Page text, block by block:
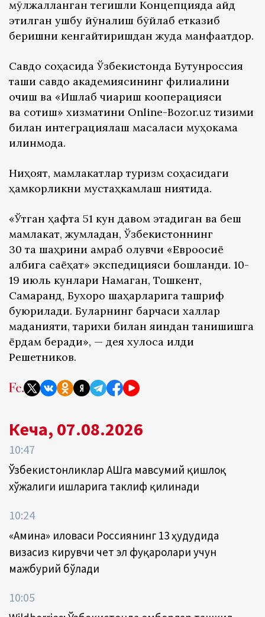
мўлжалланган тегишли Концепцияда қайд
этилган ушбу йўналиш бўйлаб етказиб
беришни кенгайтиришдан жуда манфаатдор.
Савдо соҳасида Ўзбекистонда Бутунроссия
ташқи савдо академиясининг филиалини
очиш ва «Ишлаб чиқариш кооперацияси
ва сотиш» хизматини Online-Bozor.uz тизими
билан интеграциялаш масаласи муҳокама
қилинмоқда.
Ниҳоят, мамлакатлар туризм соҳасидаги
ҳамкорликни мустаҳкамлаш ниятида.
«Ўтган ҳафта 51 кун давом этадиган ва беш
мамлакат, жумладан, Ўзбекистоннинг
30 та шаҳрини қамраб олувчи «Евроосиё
қалбига саёҳат» экспедицияси бошланди. 10-
19 июль кунлари Намаган, Тошкент,
Самарқанд, Бухоро шаҳарларига ташриф
буюрилади. Буларнинг барчаси халқлар
маданияти, тарихи билан яқиндан танишишга
ёрдам беради», — дея хулоса қилди
Решетников.
Кеча, 07.08.2026
10:47
Ўзбекистонликлар АҚШга мавсумий қишлоқ
хўжалиги ишларига таклиф қилинади
10:24
«Амина» иловаси Россиянинг 13 ҳудудида
визасиз кирувчи чет эл фуқаролари учун
мажбурий бўлади
10:05